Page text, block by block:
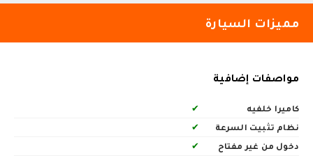
مميزات السيارة
مواصفات إضافية
كاميرا خلفيه
✔
نظام تثبيت السرعة
✔
دخول من غير مفتاح
✔